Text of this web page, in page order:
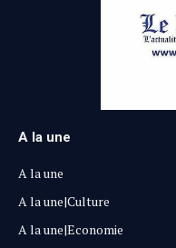
A la une
A la une
A la une|Culture
A la une|Economie